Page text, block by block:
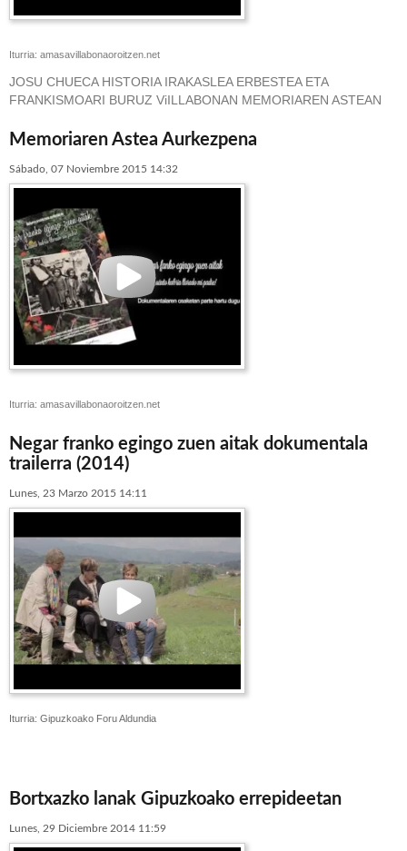
Iturria: amasavillabonaoroitzen.net
JOSU CHUECA HISTORIA IRAKASLEA ERBESTEA ETA
FRANKISMOARI BURUZ ViILLABONAN MEMORIAREN ASTEAN
Memoriaren Astea Aurkezpena
Sábado, 07 Noviembre 2015 14:32
Iturria: amasavillabonaoroitzen.net
Negar franko egingo zuen aitak dokumentala
trailerra (2014)
Lunes, 23 Marzo 2015 14:11
Iturria: Gipuzkoako Foru Aldundia
Bortxazko lanak Gipuzkoako errepideetan
Lunes, 29 Diciembre 2014 11:59